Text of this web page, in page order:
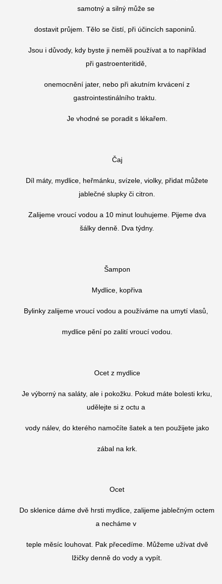
samotný a silný může se
dostavit průjem. Tělo se čistí, při účincích saponinů.
Jsou i důvody, kdy byste ji neměli používat a to například
při gastroenteritidě,
onemocnění jater, nebo při akutním krvácení z
gastrointestinálního traktu.
Je vhodné se poradit s lékařem.
Čaj
Díl máty, mydlice, heřmánku, svízele, violky, přidat můžete
jablečné slupky či citron.
Zalijeme vroucí vodou a 10 minut louhujeme. Pijeme dva
šálky denně. Dva týdny.
Šampon
Mydlice, kopřiva
Bylinky zalijeme vroucí vodou a používáme na umytí vlasů,
mydlice pění po zalití vroucí vodou.
Ocet z mydlice
Je výborný na saláty, ale i pokožku. Pokud máte bolesti krku,
udělejte si z octu a
vody nálev, do kterého namočíte šatek a ten použijete jako
zábal na krk.
Ocet
Do sklenice dáme dvě hrsti mydlice, zalijeme jablečným octem
a necháme v
teple měsíc louhovat. Pak přecedíme. Můžeme užívat dvě
lžičky denně do vody a vypít.